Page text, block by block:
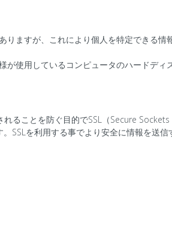
ますが、これにより個人を特定できる
使用しているコンピュータのハードディ
ことを防ぐ目的でSSL（Secure Sockets
を利用する事でより安全に情報を送信